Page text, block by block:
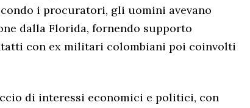
i procuratori, gli uomini avevano
dalla Florida, fornendo supporto
con ex militari colombiani poi coinvolti
di interessi economici e politici, con